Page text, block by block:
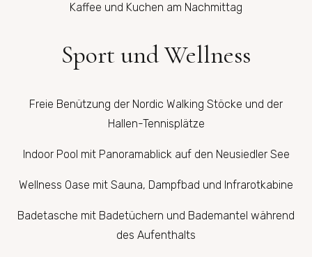
Kaffee und Kuchen am Nachmittag
Sport und Wellness
Freie Benützung der Nordic Walking Stöcke und der
Hallen-Tennisplätze
Indoor Pool mit Panoramablick auf den Neusiedler See
Wellness Oase mit Sauna, Dampfbad und Infrarotkabine
Badetasche mit Badetüchern und Bademantel während
des Aufenthalts